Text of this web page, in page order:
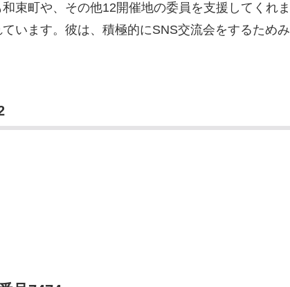
束町や、その他12開催地の委員を支援してくれま
います。彼は、積極的にSNS交流会をするためみ